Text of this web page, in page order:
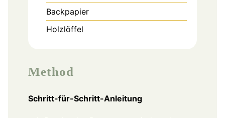
Backpapier
Holzlöffel
Method
Schritt-für-Schritt-Anleitung